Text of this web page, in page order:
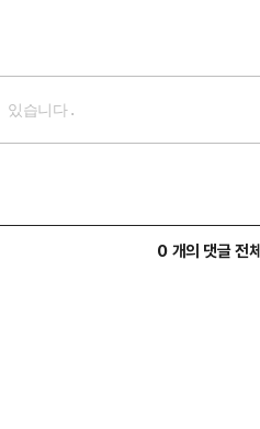
0 개의 댓글 전